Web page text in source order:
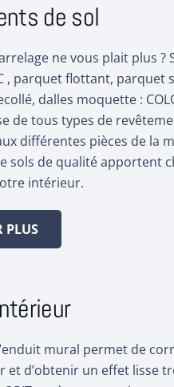
de sol
ne vous plait plus ?
, parquet flottant, parquet
dalles moquette :
de tous types de
différentes pièces de la
sols de qualité apportent
intérieur.
PLUS
mural permet de
et d’obtenir un effet lisse